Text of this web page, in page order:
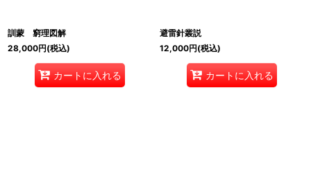
訓蒙 窮理図解
28,000円(税込)
カートに入れる
避雷針叢説
12,000円(税込)
カートに入れる